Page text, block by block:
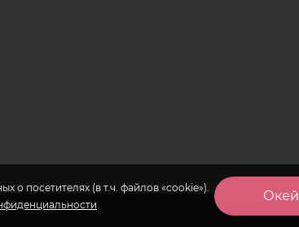
о посетителях (в т.ч. файлов «cookie»).
Окей